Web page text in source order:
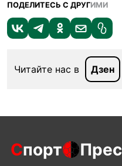
ПОДЕЛИТЕСЬ С ДРУГИМИ
Читайте нас в Дзен
Спорт